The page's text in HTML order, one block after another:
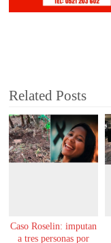
Related Posts
Caso Roselin: imputan
a tres personas por